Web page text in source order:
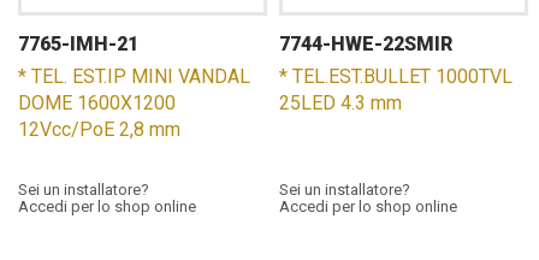
7765-IMH-21
* TEL. EST.IP MINI VANDAL
DOME 1600X1200
12Vcc/PoE 2,8 mm
Sei un installatore?
Accedi per lo shop online
7744-HWE-22SMIR
* TEL.EST.BULLET 1000TVL
25LED 4.3 mm
Sei un installatore?
Accedi per lo shop online